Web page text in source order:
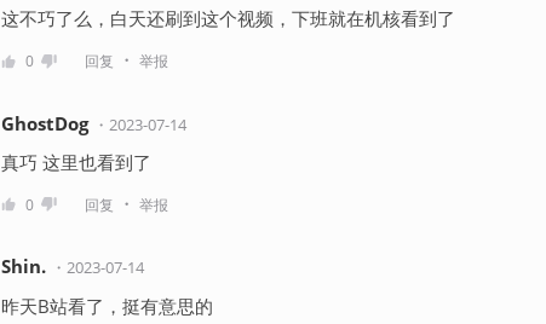
这不巧了么，白天还刷到这个视频，下班就在机核看到了
0 回复 ・ 举报
GhostDog ・ 2023-07-14
真巧 这里也看到了
0 回复 ・ 举报
Shin. ・ 2023-07-14
昨天B站看了，挺有意思的